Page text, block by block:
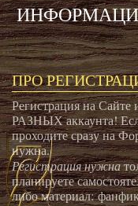
ПРО
Регистрация на
РАЗНЫХ аккаунта!
проходите сразу на
нужна.
Регистрация нужна
планируете
либо материал: